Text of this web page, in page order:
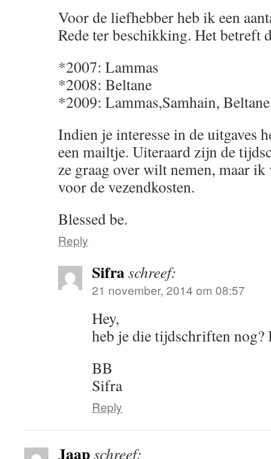
Voor de liefhebber heb ik een
Rede ter beschikking. Het betreft
*2007: Lammas
*2008: Beltane
*2009: Lammas,Samhain,
Indien je interesse in de uitgaves
een mailtje. Uiteraard zijn de
ze graag over wilt nemen, maar
voor de vezendkosten.
Blessed be.
Reply
Sifraschreef:
21 november, 2014 om 08:57
Hey,
heb je die tijdschriften nog?
BB
Sifra
Reply
Jaapschreef: